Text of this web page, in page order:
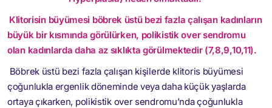
Klitorisin büyümesi böbrek üstü bezi fazla çalışan kadınların
büyük bir kısmında görülürken, polikistik over sendromu
olan kadınlarda daha az sıklıkta görülmektedir (7,8,9,10,11).
Böbrek üstü bezi fazla çalışan kişilerde klitoris büyümesi
çoğunlukla ergenlik döneminde veya daha küçük yaşlarda
ortaya çıkarken, polikistik over sendromu’nda çoğunlukla